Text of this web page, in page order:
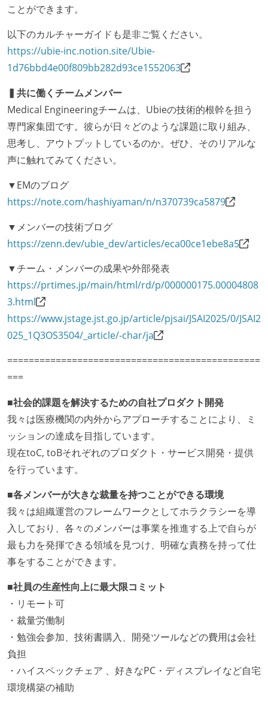
トムアップで実施されたことがある
任で好きなものを使うことができる
企画を決定する場に、実装を担当する開発メンバーが
参加している
タスクの見積もりは、実装を担当するメンバーが中心
となって行う
全体のスケジュール管理は、途中の成果を随時確認し
ながら、納期または盛り込む機能を柔軟に調整する形
で行う
成技術は、基本的に最新版より1年以上ビハインドし
ていない
コード品質向上のための取り組み
ーまたはペアプログラミングを実施している
何らかのコーディング規約をチーム全体で遵守するよ
うにしている
提出されたコードには自動的にリグレッションテスト
が実行される環境が構築されている
施している
機能の実装と同時にテストコードを記述している
アジャイル実践状況
1ヶ月以下の短い期間でのイテレーション開発を実践
している
デイリーでスタンドアップミーティング、またはそれ
に準じるチーム内の打ち合わせを行っている
イテレーションの最後などに、定期的にチームでふり
かえりミーティングを行っている
く相対ポイントを用い、極力複数人の意見を調整する
形で行っている
ワークフローの整備
各メンバーが実装したコードのマージは Pull Request
ベースで行われる
ことができます。
以下のカルチャーガイドも是非ご覧ください。
https://ubie-inc.notion.site/Ubie-
1d76bbd4e00f809bb282d93ce1552063
▍共に働くチームメンバー
Medical Engineeringチームは、Ubieの技術的根幹を担う
専門家集団です。彼らが日々どのような課題に取り組み、
思考し、アウトプットしているのか。ぜひ、そのリアルな
声に触れてみてください。
▼EMのブログ
https://note.com/hashiyaman/n/n370739ca5879
▼メンバーの技術ブログ
https://zenn.dev/ubie_dev/articles/eca00ce1ebe8a5
▼チーム・メンバーの成果や外部発表
https://prtimes.jp/main/html/rd/p/000000175.00004808
3.html
https://www.jstage.jst.go.jp/article/pjsai/JSAI2025/0/JSAI2
025_1Q3OS3504/_article/-char/ja
===============================================
===
■社会的課題を解決するための自社プロダクト開発
我々は医療機関の内外からアプローチすることにより、ミ
ッションの達成を目指しています。
現在toC, toBそれぞれのプロダクト・サービス開発・提供
を行っています。
■各メンバーが大きな裁量を持つことができる環境
我々は組織運営のフレームワークとしてホラクラシーを導
入しており、各々のメンバーは事業を推進する上で自らが
最も力を発揮できる領域を見つけ、明確な責務を持って仕
事をすることができます。
■社員の生産性向上に最大限コミット
・リモート可
・裁量労働制
・勉強会参加、技術書購入、開発ツールなどの費用は会社
負担
・ハイスペックチェア 、好きなPC・ディスプレイなど自宅
環境構築の補助